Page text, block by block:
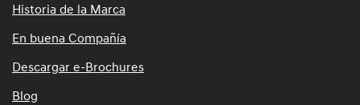
Historia de la Marca
En buena Compañía
Descargar e-Brochures
Blog